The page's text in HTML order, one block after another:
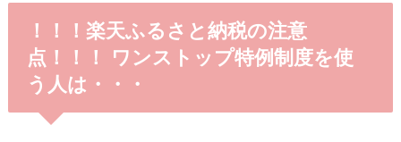
！！！楽天ふるさと納税の注意
点！！！ ワンストップ特例制度を使
う人は・・・